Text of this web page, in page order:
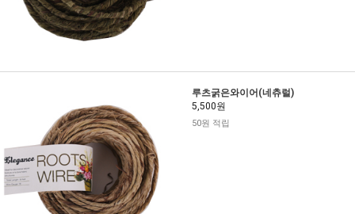
루츠굵은와이어(네츄럴)
5,500원
50원 적립